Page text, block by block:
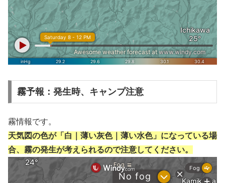
霧予報：発生時、キャンプ注意
霧情報です。
天気図の色が「白｜薄い灰色｜薄い水色」になっている場
合、霧の発生が考えられるので注意してください。